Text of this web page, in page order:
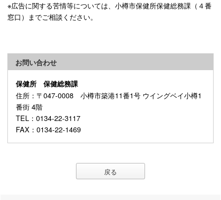
※広告に関する苦情等については、小樽市保健所保健総務課（４番
窓口）までご相談ください。
お問い合わせ
保健所 保健総務課
住所 ：〒047-0008 小樽市築港11番1号 ウイングベイ小樽1
番街 4階
TEL ：0134-22-3117
FAX ：0134-22-1469
戻る